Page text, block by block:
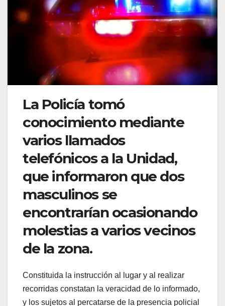
La Policía tomó
conocimiento mediante
varios llamados
telefónicos a la Unidad,
que informaron que dos
masculinos se
encontrarían ocasionando
molestias a varios vecinos
de la zona.
Constituida la instrucción al lugar y al realizar
recorridas constatan la veracidad de lo informado,
y los sujetos al percatarse de la presencia policial